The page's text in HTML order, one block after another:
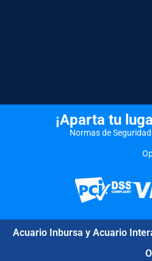
¡Aparta tu
Normas de
Acuario Inbursa y Acuario